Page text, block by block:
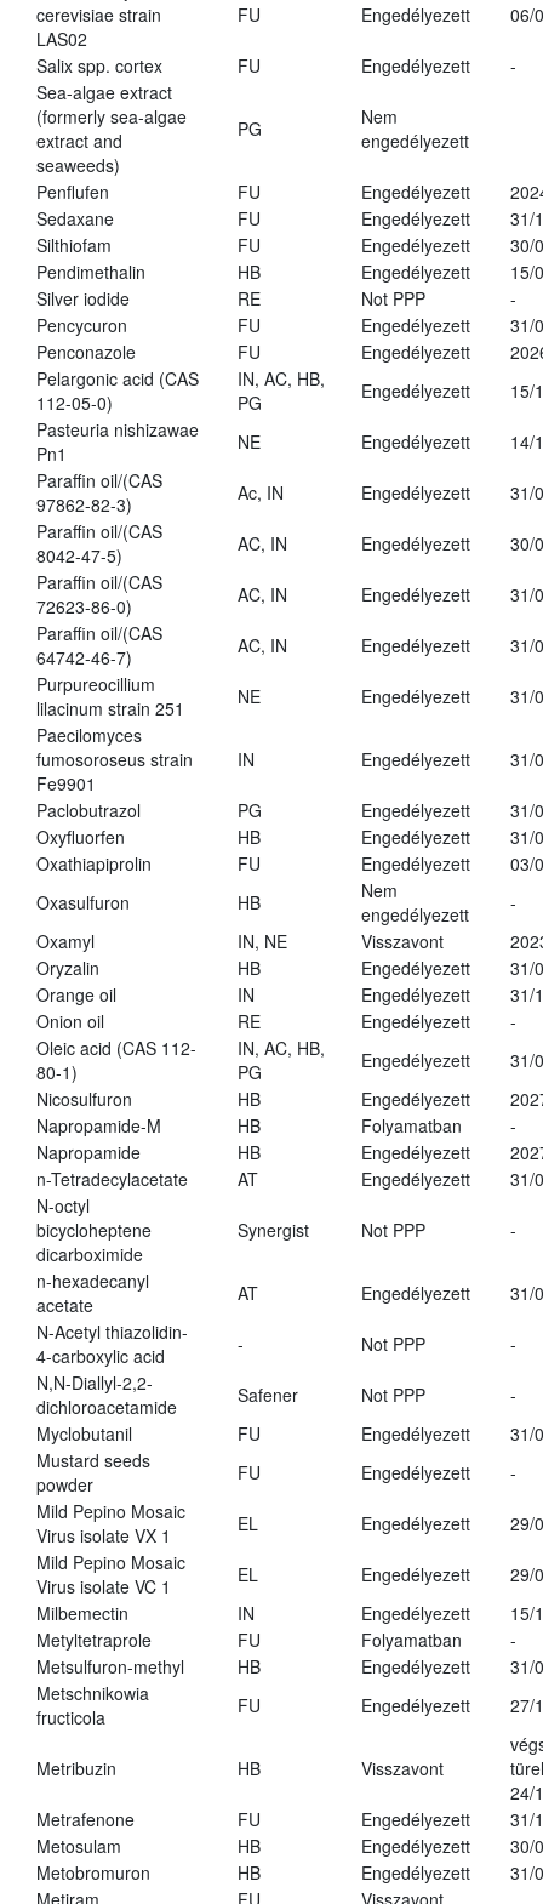
cerevisiae strain
LAS02
FU Engedélyezett 06/
Salix spp. cortex FU Engedélyezett
-
Sea-algae extract
(formerly sea-algae
extract and
seaweeds)
PG
Nem
engedélyezett
Penflufen FU Engedélyezett
Sedaxane
FU Engedélyezett
31/
Silthiofam
FU Engedélyezett
30/
Pendimethalin
HB Engedélyezett
15/
Silver iodide
RE Not PPP
-
Pencycuron
FU Engedélyezett
31/
Penconazole
FU Engedélyezett
Pelargonic acid (CAS
112-05-0)
IN, AC, HB,
PG
Engedélyezett
15/
Pasteuria nishizawae
Pn1
NE Engedélyezett
14/
Paraffin oil/(CAS
97862-82-3)
Ac, IN Engedélyezett
31/
Paraffin oil/(CAS
8042-47-5)
AC, IN Engedélyezett
30/
Paraffin oil/(CAS
72623-86-0)
AC, IN Engedélyezett
31/
Paraffin oil/(CAS
64742-46-7)
AC, IN Engedélyezett
31/
Purpureocillium
lilacinum strain 251
NE Engedélyezett
31/
Paecilomyces
fumosoroseus strain
Fe9901
IN Engedélyezett 31/
Paclobutrazol PG Engedélyezett
31/
Oxyfluorfen
HB Engedélyezett
31/
Oxathiapiprolin
FU Engedélyezett
03/
Oxasulfuron
HB
Nem
engedélyezett
-
Oxamyl
IN, NE Visszavont
Oryzalin
HB Engedélyezett
31/
Orange oil
IN Engedélyezett
31/
Onion oil
RE Engedélyezett
-
Oleic acid (CAS 112-
80-1)
IN, AC, HB,
PG
Engedélyezett
31/
Nicosulfuron
HB Engedélyezett
Napropamide-M
HB Folyamatban
-
Napropamide
HB Engedélyezett
n-Tetradecylacetate
AT Engedélyezett
31/
N-octyl
bicycloheptene
dicarboximide
Synergist Not PPP -
n-hexadecanyl
acetate
AT Engedélyezett
31/
N-Acetyl thiazolidin-
4-carboxylic acid
- Not PPP
-
N,N-Diallyl-2,2-
dichloroacetamide
Safener Not PPP
-
Myclobutanil
FU Engedélyezett
31/
Mustard seeds
powder
FU Engedélyezett
-
Mild Pepino Mosaic
Virus isolate VX 1
EL Engedélyezett
29/
Mild Pepino Mosaic
Virus isolate VC 1
EL Engedélyezett
29/
Milbemectin
IN Engedélyezett
15/
Metyltetraprole
FU Folyamatban
-
Metsulfuron-methyl
HB Engedélyezett
31/
Metschnikowia
fructicola
FU Engedélyezett 27/
Metribuzin HB Visszavont
24/
Metrafenone
FU Engedélyezett
31/
Metosulam
HB Engedélyezett
30/
Metobromuron
HB Engedélyezett
31/